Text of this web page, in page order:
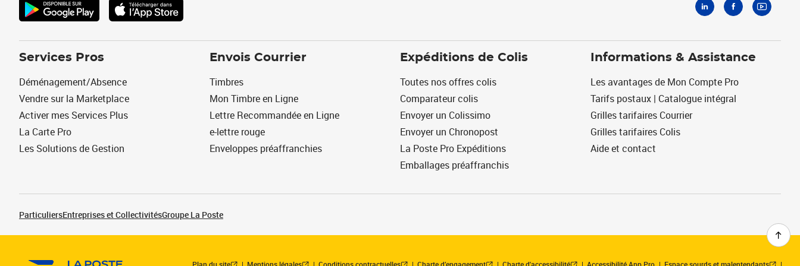
Services Pros
Déménagement/Absence
Vendre sur la Marketplace
Activer mes Services Plus
La Carte Pro
Les Solutions de Gestion
Envois Courrier
Timbres
Mon Timbre en Ligne
Lettre Recommandée en Ligne
e-lettre rouge
Enveloppes préaffranchies
Expéditions de Colis
Toutes nos offres colis
Comparateur colis
Envoyer un Colissimo
Envoyer un Chronopost
La Poste Pro Expéditions
Emballages préaffranchis
Informations & Assistance
Les avantages de Mon Compte Pro
Tarifs postaux | Catalogue intégral
Grilles tarifaires Courrier
Grilles tarifaires Colis
Aide et contact
ParticuliersEntreprises et CollectivitésGroupe La Poste